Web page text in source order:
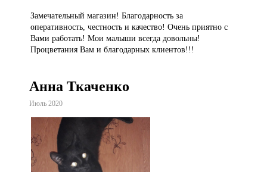
Замечательный магазин! Благодарность за
оперативность, честность и качество! Очень приятно с
Вами работать! Мои малыши всегда довольны!
Процветания Вам и благодарных клиентов!!!
Анна Ткаченко
Июль 2020